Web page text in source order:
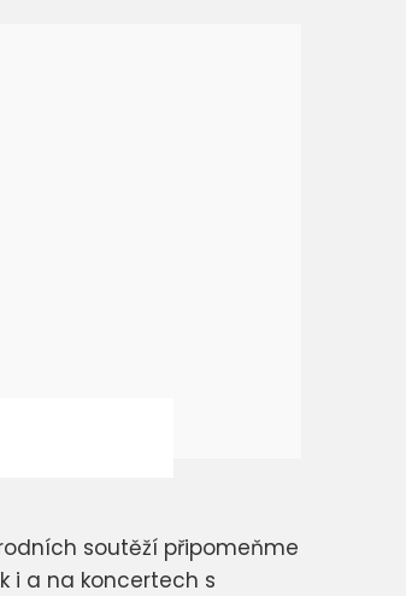
soutěží připomeňme
i a na koncertech s